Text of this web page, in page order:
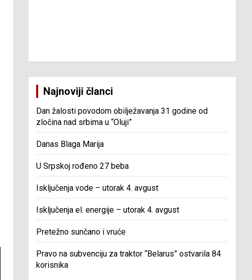
Najnoviji članci
Dan žalosti povodom obilježavanja 31 godine od
zločina nad srbima u “Oluji”
Danas Blaga Marija
U Srpskoj rođeno 27 beba
Isključenja vode – utorak 4. avgust
Isključenja el. energije – utorak 4. avgust
Pretežno sunčano i vruće
Pravo na subvenciju za traktor “Belarus” ostvarila 84
korisnika